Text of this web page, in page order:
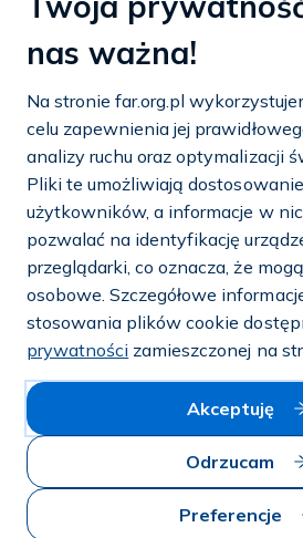
00-710 Warszawa
tel./fax:
22 651 88 02
tel.: 22 651 88 03
tel.:22 858 26 39
tel.:22 642 22 91
e-mail:info@far.org.pl
© 2026 —
Polityka prywatności i
Mapa strony
Dostosuj cookies
nas ważna!
Na stronie far.org.pl
celu zapewnienia jej
analizy ruchu oraz optymalizacji
Pliki te umożliwiają
użytkowników, a informacje w
pozwalać na identyfikację
przeglądarki, co oznacza, że
osobowe. Szczegółowe
stosowania plików cookie
prywatności zamieszczonej na
Akceptuję
Odrzucam
Preferencje